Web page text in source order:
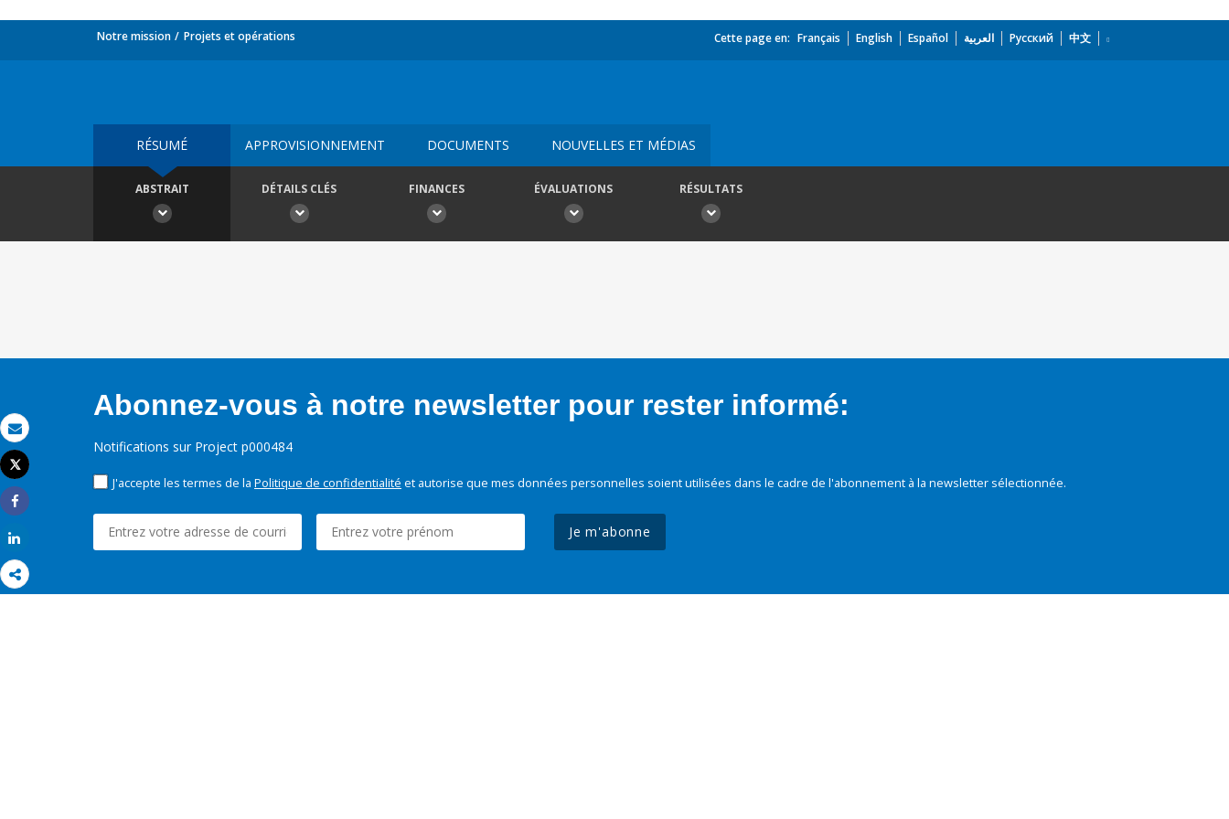
Email
Imprimer
Tweet
Share
Notre mission Projets et opérations Cette page en: Français English Español العربية Русский 中文
RÉSUMÉ APPROVISIONNEMENT DOCUMENTS NOUVELLES ET MÉDIAS
ABSTRAIT DÉTAILS CLÉS FINANCES ÉVALUATIONS RÉSULTATS
Abonnez-vous à notre newsletter pour rester informé:
Notifications sur Project p000484
J'accepte les termes de la Politique de confidentialité et autorise que mes données personnelles soient utilisées dans le cadre de l'abonnement à la newsletter sélectionnée.
Je m'abonne